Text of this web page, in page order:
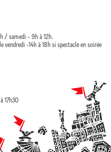
/ samedi - 9h à 12h.
vendredi -14h à 18h si spectacle en soirée
17h30